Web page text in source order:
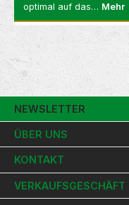
optimal auf das… Mehr
NEWSLETTER
ÜBER UNS
KONTAKT
VERKAUFSGESCHÄFT